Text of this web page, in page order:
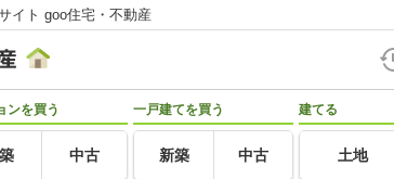
イト goo住宅・不動産
ンを買う
中古
一戸建てを買う
新築 中古
建てる
土地